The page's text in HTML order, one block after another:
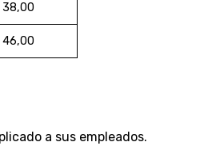
38,00
46,00
a sus empleados.